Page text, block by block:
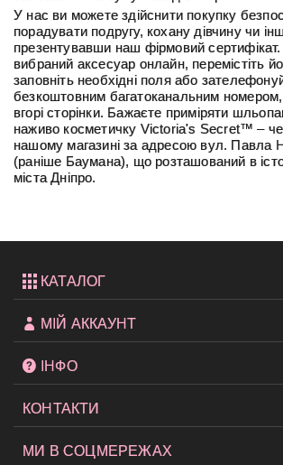
У нас ви можете здійснити покупку
порадувати подругу, кохану дівчину чи
презентувавши наш фірмовий
вибраний аксесуар онлайн, перемістіть
заповніть необхідні поля або
безкоштовним багатоканальним
вгорі сторінки. Бажаєте приміряти
наживо косметичку Victoria's Secret™ –
нашому магазині за адресою вул. Павла
(раніше Баумана), що розташований в
міста Дніпро.
КАТАЛОГ
МІЙ АККАУНТ
ІНФО
КОНТАКТИ
МИ В СОЦМЕРЕЖАХ